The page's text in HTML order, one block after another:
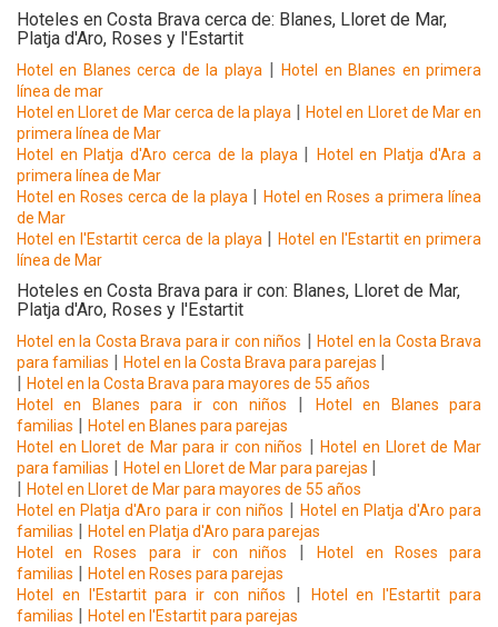
Hoteles en Costa Brava cerca de: Blanes, Lloret de Mar,
Platja d'Aro, Roses y l'Estartit
Hotel en Blanes cerca de la playa|Hotel en Blanes en primera
línea de mar
Hotel en Lloret de Mar cerca de la playa |Hotel en Lloret de Mar en
primera línea de Mar
Hotel en Platja d'Aro cerca de la playa |
Hotel en Platja d'Ara a
primera línea de Mar
Hotel en Roses cerca de la playa|Hotel en Roses a primera línea
de Mar
Hotel en l'Estartit cerca de la playa|Hotel en l'Estartit en primera
línea de Mar
Hoteles en Costa Brava para ir con: Blanes, Lloret de Mar,
Platja d'Aro, Roses y l'Estartit
Hotel en la Costa Brava para ir con niños | Hotel en la Costa Brava
para familias | Hotel en la Costa Brava para parejas |
| Hotel en la Costa Brava para mayores de 55 años
Hotel en Blanes para ir con niños
|
Hotel en Blanes para
familias | Hotel en Blanes para parejas
Hotel en Lloret de Mar para ir con niños |Hotel en Lloret de Mar
para familias | Hotel en Lloret de Mar para parejas |
| Hotel en Lloret de Mar para mayores de 55 años
Hotel en Platja d'Aro para ir con niños | Hotel en Platja d'Aro para
familias | Hotel en Platja d'Aro para parejas
Hotel en Roses para ir con niños
|Hotel en Roses para
familias | Hotel en Roses para parejas
Hotel en l'Estartit para ir con niños
|
Hotel en l'Estartit para
familias | Hotel en l'Estartit para parejas